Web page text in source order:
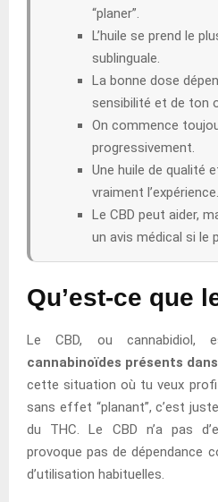
“planer”.
L’huile se prend le
sublinguale.
La bonne dose
sensibilité et de ton
On commence
progressivement.
Une huile de qualité
vraiment l’expérience.
Le CBD peut aider,
un avis médical si le
Qu’est-ce que
Le CBD, ou cannabidiol,
cannabinoïdes présents
cette situation où tu veux
sans effet “planant”, c’est
du THC. Le CBD n’a pas
provoque pas de dépendance
d’utilisation habituelles.